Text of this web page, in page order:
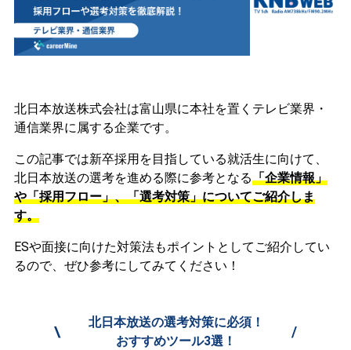
北日本放送株式会社は富山県に本社を置くテレビ業界・
通信業界に属する企業です。
この記事では新卒採用を目指している就活生に向けて、
北日本放送の選考を進める際に参考となる「企業情報」
や「採用フロー」、「選考対策」についてご紹介しま
す。
ESや面接に向けた対策法もポイントとしてご紹介してい
るので、ぜひ参考にしてみてください！
\
北日本放送の選考対策に必須！
おすすめツール3選！
/